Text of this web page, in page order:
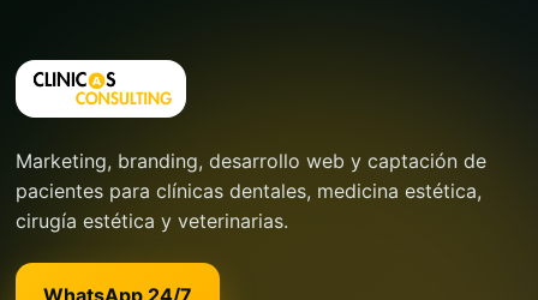
Marketing, branding, desarrollo web y captación de
pacientes para clínicas dentales, medicina estética,
cirugía estética y veterinarias.
WhatsApp 24/7